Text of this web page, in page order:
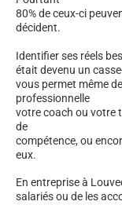
80% de ceux-ci
décident.
Identifier ses réels
était devenu un
vous permet même
professionnelle
votre coach ou votre
de
compétence, ou
eux.
En entreprise à
salariés ou de les